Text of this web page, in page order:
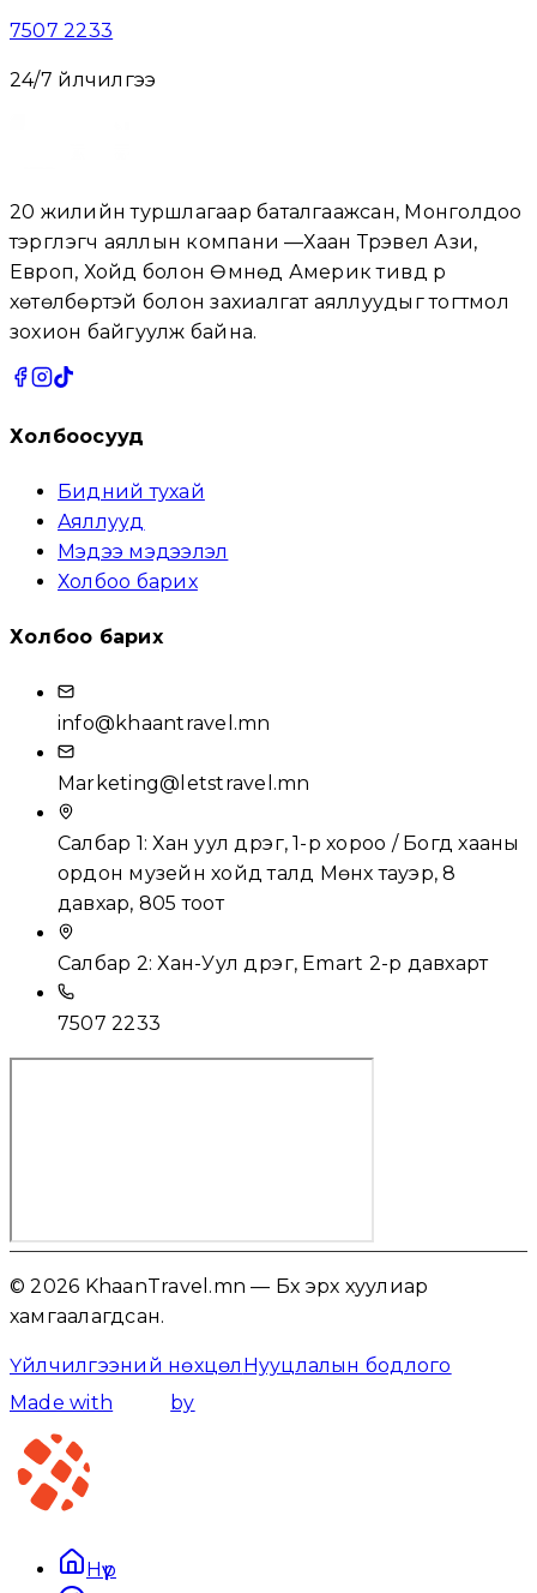
7507 2233
24/7 үйлчилгээ
20 жилийн туршлагаар баталгаажсан, Монголдоо
тэргүүлэгч аяллын компани —Хаан Трэвел Ази,
Европ, Хойд болон Өмнөд Америк тивүүд рүү
хөтөлбөртэй болон захиалгат аяллуудыг тогтмол
зохион байгуулж байна.
Холбоосууд
Бидний тухай
Аяллууд
Мэдээ мэдээлэл
Холбоо барих
Холбоо барих
info@khaantravel.mn
Marketing@letstravel.mn
Салбар 1: Хан уул дүүрэг, 1-р хороо / Богд хааны
ордон музейн хойд талд Мөнх тауэр, 8
давхар, 805 тоот
Салбар 2: Хан-Уул дүүрэг, Emart 2-р давхарт
7507 2233
© 2026 KhaanTravel.mn — Бүх эрх хуулиар
хамгаалагдсан.
Үйлчилгээний нөхцөл Нууцлалын бодлого
Made with
by
Нүүр